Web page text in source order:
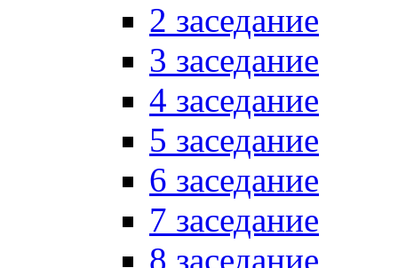
2 заседание
3 заседание
4 заседание
5 заседание
6 заседание
7 заседание
8 заседание